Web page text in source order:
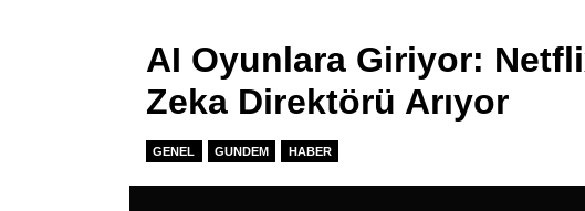
AI Oyunlara Giriyor:
Zeka Direktörü Arıyor
GENEL GUNDEM HABER